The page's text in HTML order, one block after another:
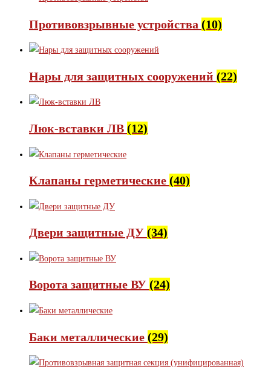
Противовзрывные устройства (10)
Нары для защитных сооружений (22)
Люк-вставки ЛВ (12)
Клапаны герметические (40)
Двери защитные ДУ (34)
Ворота защитные ВУ (24)
Баки металлические (29)